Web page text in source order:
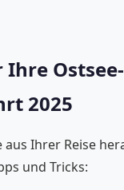
Ihre Ostsee-
2025
aus Ihrer Reise
und Tricks: